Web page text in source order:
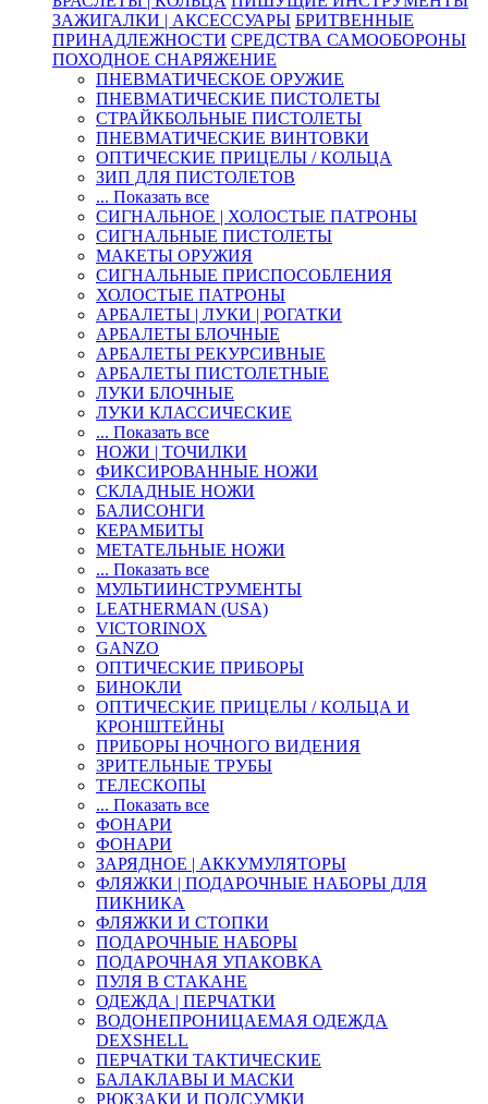
ЗАЖИГАЛКИ | АКСЕССУАРЫ БРИТВЕННЫЕ
ПРИНАДЛЕЖНОСТИ СРЕДСТВА САМООБОРОНЫ
ПОХОДНОЕ СНАРЯЖЕНИЕ
ПНЕВМАТИЧЕСКОЕ ОРУЖИЕ
ПНЕВМАТИЧЕСКИЕ ПИСТОЛЕТЫ
СТРАЙКБОЛЬНЫЕ ПИСТОЛЕТЫ
ПНЕВМАТИЧЕСКИЕ ВИНТОВКИ
ОПТИЧЕСКИЕ ПРИЦЕЛЫ / КОЛЬЦА
ЗИП ДЛЯ ПИСТОЛЕТОВ
... Показать все
СИГНАЛЬНОЕ | ХОЛОСТЫЕ ПАТРОНЫ
СИГНАЛЬНЫЕ ПИСТОЛЕТЫ
МАКЕТЫ ОРУЖИЯ
СИГНАЛЬНЫЕ ПРИСПОСОБЛЕНИЯ
ХОЛОСТЫЕ ПАТРОНЫ
АРБАЛЕТЫ | ЛУКИ | РОГАТКИ
АРБАЛЕТЫ БЛОЧНЫЕ
АРБАЛЕТЫ РЕКУРСИВНЫЕ
АРБАЛЕТЫ ПИСТОЛЕТНЫЕ
ЛУКИ БЛОЧНЫЕ
ЛУКИ КЛАССИЧЕСКИЕ
... Показать все
НОЖИ | ТОЧИЛКИ
ФИКСИРОВАННЫЕ НОЖИ
СКЛАДНЫЕ НОЖИ
БАЛИСОНГИ
КЕРАМБИТЫ
МЕТАТЕЛЬНЫЕ НОЖИ
... Показать все
МУЛЬТИИНСТРУМЕНТЫ
LEATHERMAN (USA)
VICTORINOX
GANZO
ОПТИЧЕСКИЕ ПРИБОРЫ
БИНОКЛИ
ОПТИЧЕСКИЕ ПРИЦЕЛЫ / КОЛЬЦА И
КРОНШТЕЙНЫ
ПРИБОРЫ НОЧНОГО ВИДЕНИЯ
ЗРИТЕЛЬНЫЕ ТРУБЫ
ТЕЛЕСКОПЫ
... Показать все
ФОНАРИ
ФОНАРИ
ЗАРЯДНОЕ | АККУМУЛЯТОРЫ
ФЛЯЖКИ | ПОДАРОЧНЫЕ НАБОРЫ ДЛЯ
ПИКНИКА
ФЛЯЖКИ И СТОПКИ
ПОДАРОЧНЫЕ НАБОРЫ
ПОДАРОЧНАЯ УПАКОВКА
ПУЛЯ В СТАКАНЕ
ОДЕЖДА | ПЕРЧАТКИ
ВОДОНЕПРОНИЦАЕМАЯ ОДЕЖДА
DEXSHELL
ПЕРЧАТКИ ТАКТИЧЕСКИЕ
БАЛАКЛАВЫ И МАСКИ
РЮКЗАКИ И ПОДСУМКИ